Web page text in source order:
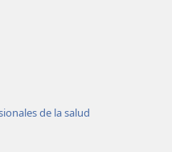
de la salud